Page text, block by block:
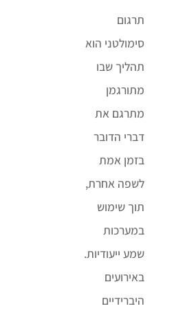
תרגום
סימולטני הוא
תהליך שבו
מתורגמן
מתרגם את
דברי הדובר
בזמן אמת
לשפה אחרת,
תוך שימוש
במערכות
שמע ייעודיות.
באירועים
היברידיים